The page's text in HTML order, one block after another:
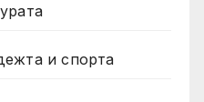
и спорта